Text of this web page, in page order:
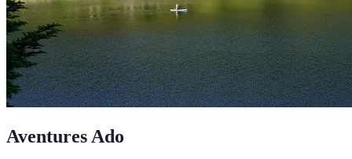
Aventures Ado